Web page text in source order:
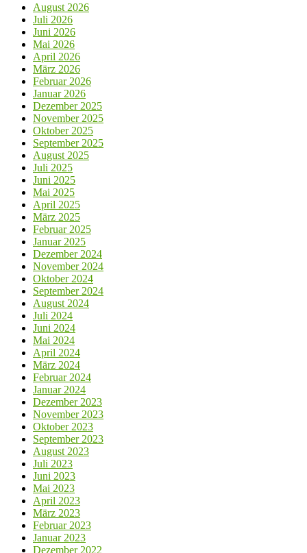
August 2026
Juli 2026
Juni 2026
Mai 2026
April 2026
März 2026
Februar 2026
Januar 2026
Dezember 2025
November 2025
Oktober 2025
September 2025
August 2025
Juli 2025
Juni 2025
Mai 2025
April 2025
März 2025
Februar 2025
Januar 2025
Dezember 2024
November 2024
Oktober 2024
September 2024
August 2024
Juli 2024
Juni 2024
Mai 2024
April 2024
März 2024
Februar 2024
Januar 2024
Dezember 2023
November 2023
Oktober 2023
September 2023
August 2023
Juli 2023
Juni 2023
Mai 2023
April 2023
März 2023
Februar 2023
Januar 2023
Dezember 2022